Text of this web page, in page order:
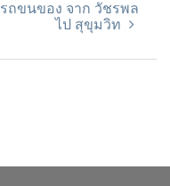
รถขนของ จาก วัชรพล
ไป สุขุมวิท